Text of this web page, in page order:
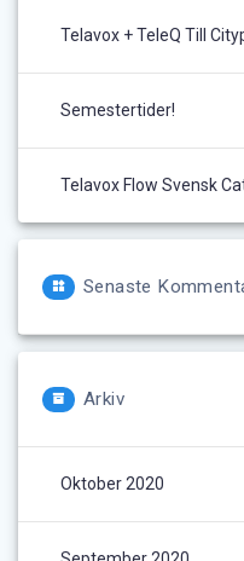
Telavox + TeleQ Till
Semestertider!
Telavox Flow Svensk
Senaste
Arkiv
Oktober 2020